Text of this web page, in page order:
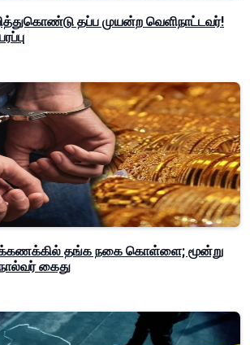
தப்ப முயன்ற வெளிநாட்டவர்!
தங்க நகை கொள்ளை; மூன்று
கைது